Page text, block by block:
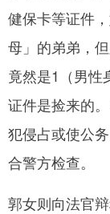
健保卡等证件
母」的弟弟，
竟然是1（男性
证件是捡来的
犯侵占或使公
合警方检查。
郭女则向法官